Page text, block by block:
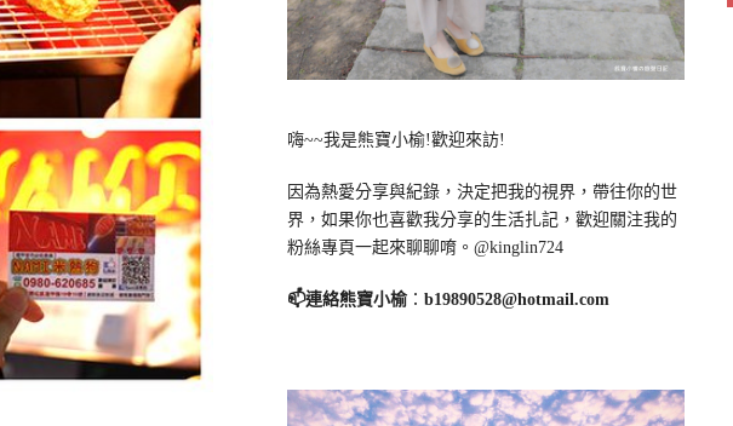
嗨~~我是熊寶小榆!歡迎來訪!
因為熱愛分享與紀錄，決定把我的視界，帶往你的世
界，如果你也喜歡我分享的生活扎記，歡迎關注我的
粉絲專頁一起來聊聊唷。@kinglin724
📫連絡熊寶小榆： b19890528@hotmail.com